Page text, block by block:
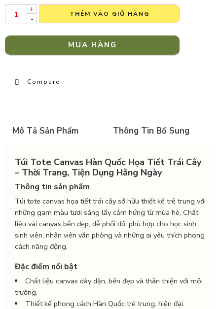
+
-
THÊM VÀO GIỎ HÀNG
MUA HÀNG
Compare
Mô Tả Sản Phẩm Thông Tin Bổ Sung
Túi Tote Canvas Hàn Quốc Họa Tiết Trái Cây
– Thời Trang, Tiện Dụng Hằng Ngày
Thông tin sản phẩm
Túi tote canvas họa tiết trái cây sở hữu thiết kế trẻ trung với
những gam màu tươi sáng lấy cảm hứng từ mùa hè. Chất
liệu vải canvas bền đẹp, dễ phối đồ, phù hợp cho học sinh,
sinh viên, nhân viên văn phòng và những ai yêu thích phong
cách năng động.
Đặc điểm nổi bật
Chất liệu canvas dày dặn, bền đẹp và thân thiện với môi
trường.
Thiết kế phong cách Hàn Quốc trẻ trung, hiện đại.